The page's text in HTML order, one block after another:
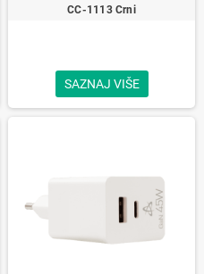
CC-1113 Crni
SAZNAJ VIŠE